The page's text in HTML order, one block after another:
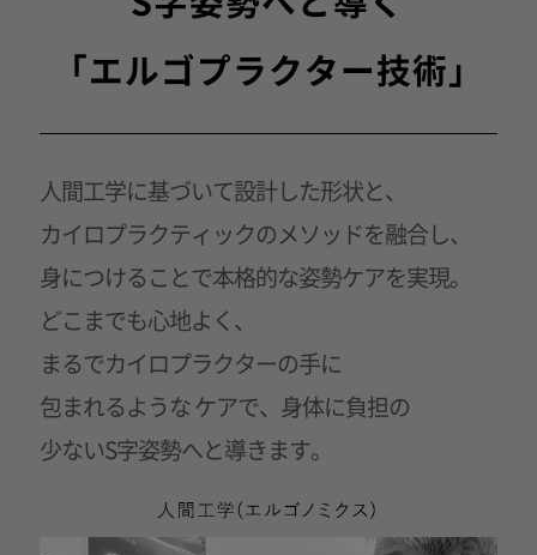
「エルゴプラクター技術」
人間工学に基づいて設計した形状と、
カイロプラクティックの メソッドを融合し、
身につけることで本格的な姿勢ケアを実現。
どこまでも心地よく、
まるでカイロプラクターの手に
包まれるような ケアで、身体に負担の
少ないS字姿勢へと導きます。